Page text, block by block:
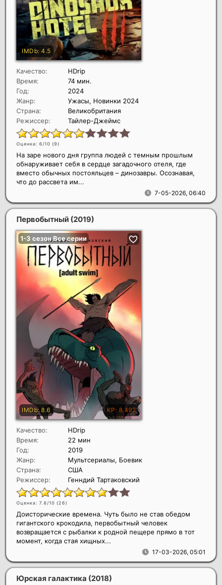
Качество:
HDrip
Время:
74 мин.
Год:
2024
Жанр:
Ужасы, Новинки 2024
Страна:
Великобритания
Режиссер:
Тайлер-Джеймс
Оценка: 6/10 (9)
7-05-2026, 06:40
На заре нового дня группа людей с темным прошлым
обнаруживает себя в сердце загадочного отеля, где
вместо обычных постояльцев – динозавры. Осознавая,
что до рассвета им...
Первобытный (2019)
Качество:
HDrip
Время:
22 мин
Год:
2019
Жанр:
Мультсериалы, Боевик
Страна:
США
Режиссер:
Генндий Тартаковский
Оценка: 7.8/10 (26)
17-03-2026, 05:01
Доисторические времена. Чуть было не став обедом
гигантского крокодила, первобытный человек
возвращается с рыбалки к родной пещере прямо в тот
момент, когда стая хищных...
Юрская галактика (2018)